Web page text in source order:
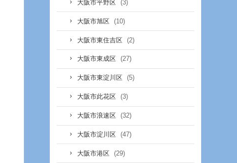
大阪市平野区 (3)
大阪市旭区 (10)
大阪市東住吉区 (2)
大阪市東成区 (27)
大阪市東淀川区 (5)
大阪市此花区 (3)
大阪市浪速区 (32)
大阪市淀川区 (47)
大阪市港区 (29)